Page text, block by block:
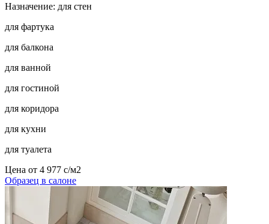
Назначение: для стен
для фартука
для балкона
для ванной
для гостиной
для коридора
для кухни
для туалета
Цена от 4 977 c/м2
Образец в салоне